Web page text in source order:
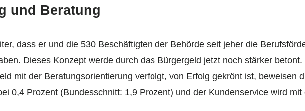
und Beratung
dass er und die 530 Beschäftigten der Behörde seit jeher die
Dieses Konzept werde durch das Bürgergeld jetzt noch stärker betont.
mit der Beratungsorientierung verfolgt, von Erfolg gekrönt ist, beweisen
0,4 Prozent (Bundesschnitt: 1,9 Prozent) und der Kundenservice wird mit